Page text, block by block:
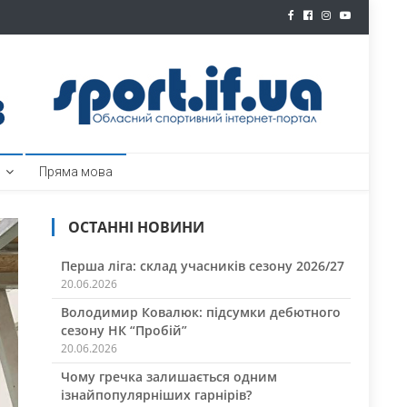
Пряма мова
ОСТАННІ НОВИНИ
Перша ліга: склад учасників сезону 2026/27
20.06.2026
Володимир Ковалюк: підсумки дебютного
сезону НК “Пробій”
20.06.2026
Чому гречка залишається одним
ізнайпопулярніших гарнірів?